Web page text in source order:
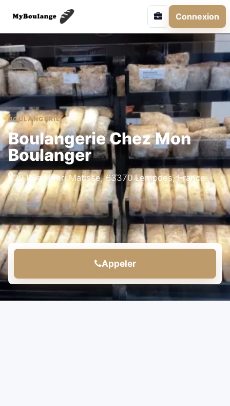
Connexion
BOULANGERIE
Boulangerie Chez Mon
Boulanger
29 Rue Henri Matisse, 63370 Lempdes, France
Appeler